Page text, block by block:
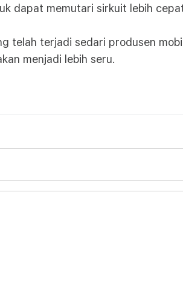
dapat memutari sirkuit lebih
telah terjadi sedari produsen
menjadi lebih seru.